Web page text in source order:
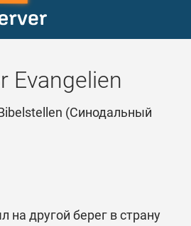
Evangelien
(Синодальный
на другой берег в страну